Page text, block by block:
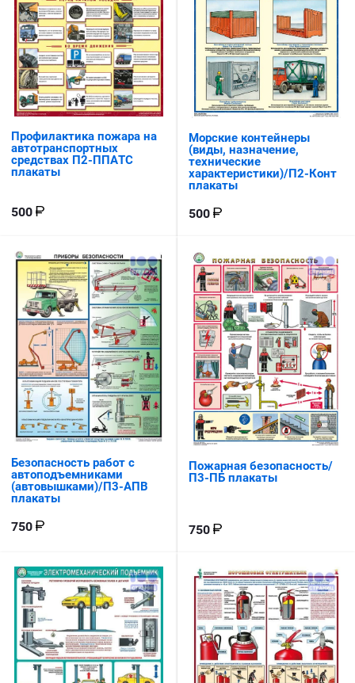
Профилактика пожара на
автотранспортных
средствах П2-ППАТС
плакаты
500
Морские контейнеры
(виды, назначение,
технические
характеристики)/П2-Конт
плакаты
500
Безопасность работ с
автоподъемниками
(автовышками)/П3-АПВ
плакаты
750
Пожарная безопасность/
П3-ПБ плакаты
750